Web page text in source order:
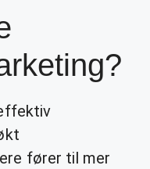
fører til mer